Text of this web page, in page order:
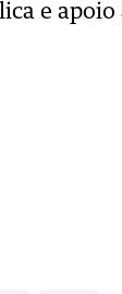
e apoio